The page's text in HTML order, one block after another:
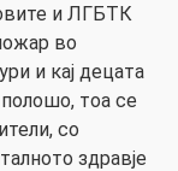
и ЛГБТК
во
и кај децата
тоа се
со
здравје